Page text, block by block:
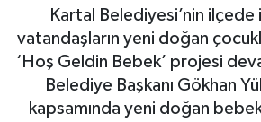
Kartal Belediyesi’nin
vatandaşların yeni doğan
‘Hoş Geldin Bebek’ projesi
Belediye Başkanı Gökhan
kapsamında yeni doğan